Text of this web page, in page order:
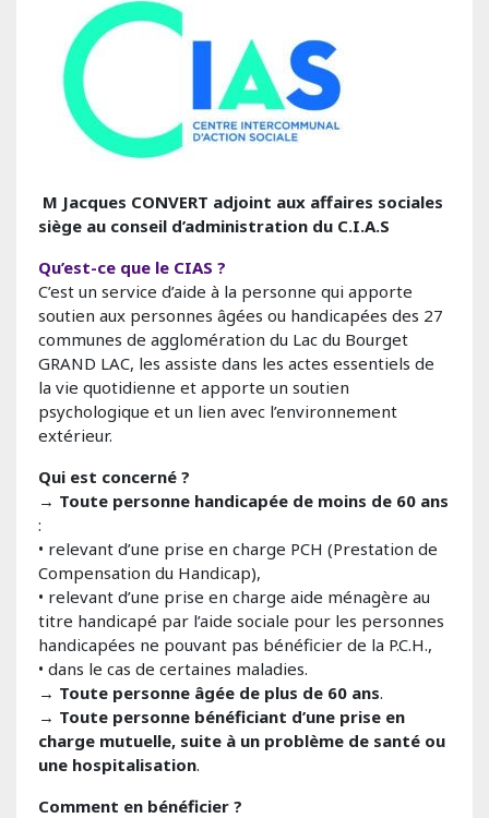
M Jacques CONVERT adjoint aux affaires sociales
siège au conseil d’administration du C.I.A.S
Qu’est-ce que le CIAS ?
C’est un service d’aide à la personne qui apporte
soutien aux personnes âgées ou handicapées des 27
communes de agglomération du Lac du Bourget
GRAND LAC, les assiste dans les actes essentiels de
la vie quotidienne et apporte un soutien
psychologique et un lien avec l’environnement
extérieur.
Qui est concerné ?
→ Toute personne handicapée de moins de 60 ans
:
• relevant d’une prise en charge PCH (Prestation de
Compensation du Handicap),
• relevant d’une prise en charge aide ménagère au
titre handicapé par l’aide sociale pour les personnes
handicapées ne pouvant pas bénéficier de la P.C.H.,
• dans le cas de certaines maladies.
→ Toute personne âgée de plus de 60 ans.
→ Toute personne bénéficiant d’une prise en
charge mutuelle, suite à un problème de santé ou
une hospitalisation.
Comment en bénéficier ?